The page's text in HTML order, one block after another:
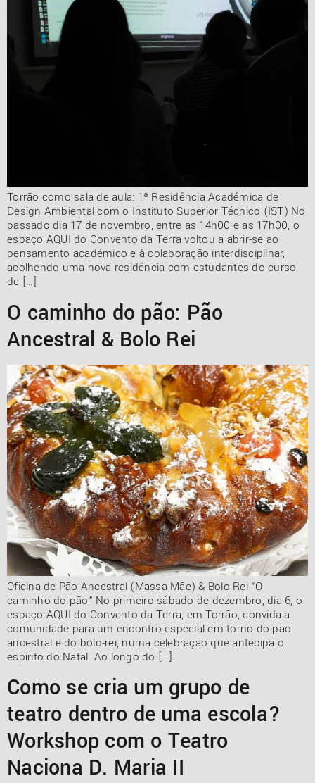
Torrão como sala de aula: 1ª Residência Académica de
Design Ambiental com o Instituto Superior Técnico (IST) No
passado dia 17 de novembro, entre as 14h00 e as 17h00, o
espaço AQUI do Convento da Terra voltou a abrir-se ao
pensamento académico e à colaboração interdisciplinar,
acolhendo uma nova residência com estudantes do curso
de […]
O caminho do pão: Pão
Ancestral & Bolo Rei
Oficina de Pão Ancestral (Massa Mãe) & Bolo Rei “O
caminho do pão” No primeiro sábado de dezembro, dia 6, o
espaço AQUI do Convento da Terra, em Torrão, convida a
comunidade para um encontro especial em torno do pão
ancestral e do bolo-rei, numa celebração que antecipa o
espírito do Natal. Ao longo do […]
Como se cria um grupo de
teatro dentro de uma escola?
Workshop com o Teatro
Naciona D. Maria II